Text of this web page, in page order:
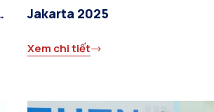
Jakarta 2025
Xem chi tiết